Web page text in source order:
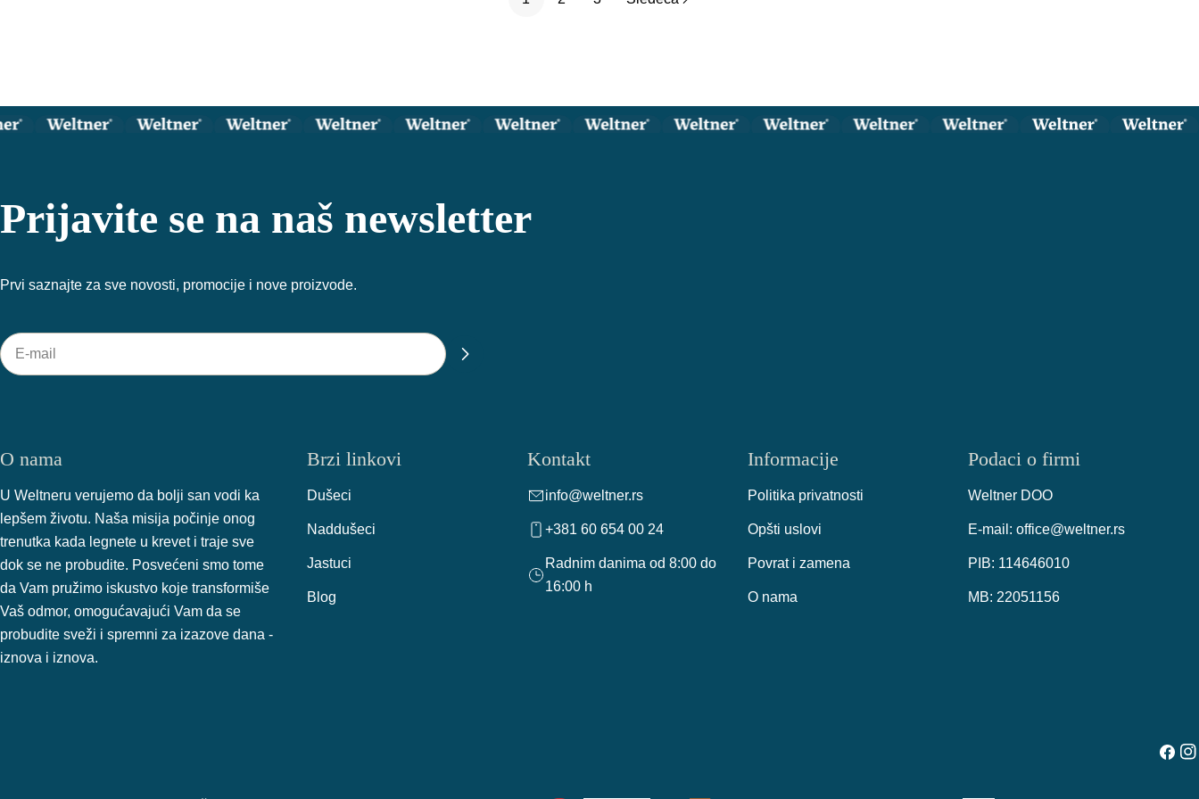
Prijavite se na naš newsletter
Prvi saznajte za sve novosti, promocije i nove proizvode.
E-
mail
O nama
U Weltneru verujemo da bolji san vodi ka
lepšem životu. Naša misija počinje onog
trenutka kada legnete u krevet i traje sve
dok se ne probudite. Posvećeni smo tome
da Vam pružimo iskustvo koje transformiše
Vaš odmor, omogućavajući Vam da se
probudite sveži i spremni za izazove dana -
iznova i iznova.
Brzi linkovi
Dušeci
Naddušeci
Jastuci
Blog
Kontakt
info@weltner.rs
+381 60 654 00 24
Radnim danima od 8:00 do
16:00 h
Informacije
Politika privatnosti
Opšti uslovi
Povrat i zamena
O nama
Podaci o firmi
Weltner DOO
E-mail: office@weltner.rs
PIB: 114646010
MB: 22051156